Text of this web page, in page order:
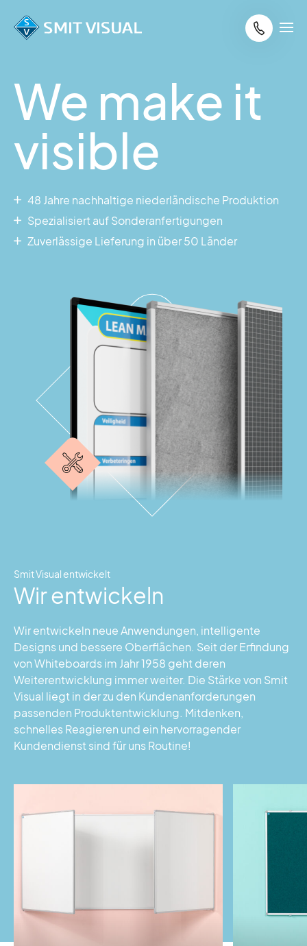
We make it
visible
48 Jahre nachhaltige niederländische Produktion
Spezialisiert auf Sonderanfertigungen
Zuverlässige Lieferung in über 50 Länder
Smit Visual entwickelt
Wir entwickeln
Wir entwickeln neue Anwendungen, intelligente
Designs und bessere Oberflächen. Seit der Erfindung
von Whiteboards im Jahr 1958 geht deren
Weiterentwicklung immer weiter. Die Stärke von Smit
Visual liegt in der zu den Kundenanforderungen
passenden Produktentwicklung. Mitdenken,
schnelles Reagieren und ein hervorragender
Kundendienst sind für uns Routine!